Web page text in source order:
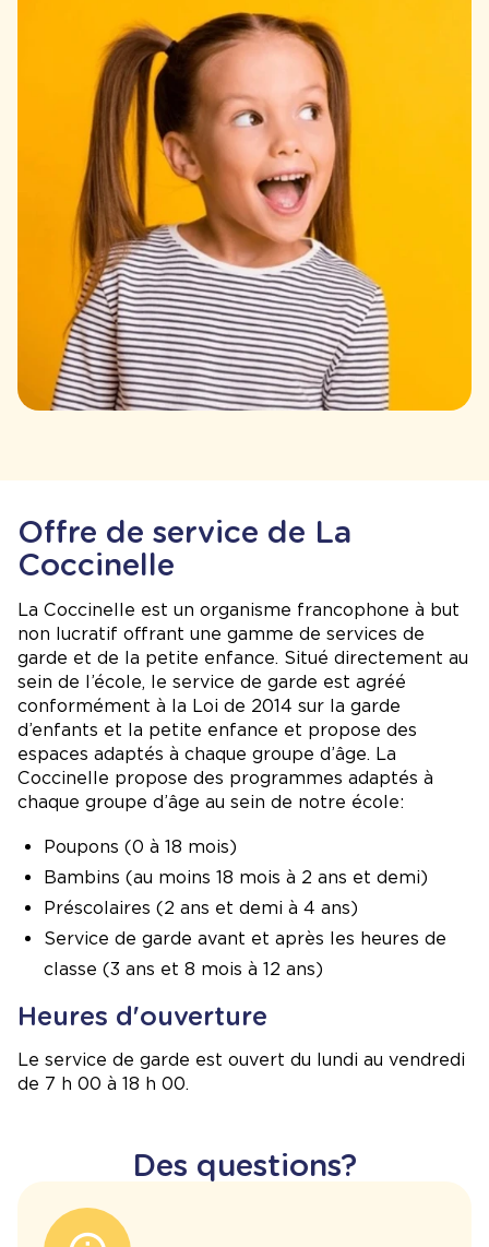
Offre de service de La
Coccinelle
La Coccinelle est un organisme francophone à but
non lucratif offrant une gamme de services de
garde et de la petite enfance. Situé directement au
sein de l’école, le service de garde est agréé
conformément à la Loi de 2014 sur la garde
d’enfants et la petite enfance et propose des
espaces adaptés à chaque groupe d’âge. La
Coccinelle propose des programmes adaptés à
chaque groupe d’âge au sein de notre école:
Poupons (0 à 18 mois)
Bambins (au moins 18 mois à 2 ans et demi)
Préscolaires (2 ans et demi à 4 ans)
Service de garde avant et après les heures de
classe (3 ans et 8 mois à 12 ans)
Heures d'ouverture
Le service de garde est ouvert du lundi au vendredi
de 7 h 00 à 18 h 00.
Des questions?